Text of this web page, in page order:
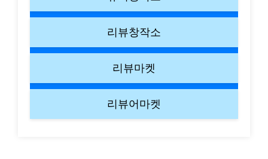
리뷰창작소
리뷰마켓
리뷰어마켓